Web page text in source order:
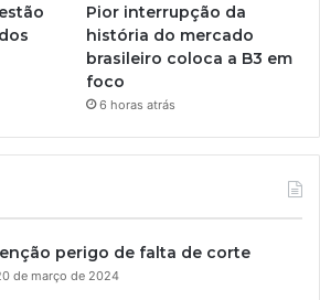
Pior interrupção da
história do mercado
brasileiro coloca a B3 em
foco
6 horas atrás
perigo de falta de corte
de março de 2024